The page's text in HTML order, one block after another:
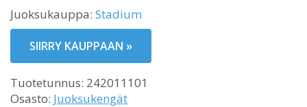
Juoksukauppa: Stadium
SIIRRY KAUPPAAN »
Tuotetunnus: 242011101
Osasto: Juoksukengät